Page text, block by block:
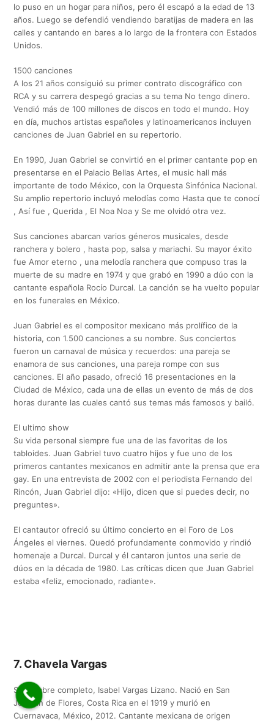
lo puso en un hogar para niños, pero él escapó a la edad de 13
años. Luego se defendió vendiendo baratijas de madera en las
calles y cantando en bares a lo largo de la frontera con Estados
Unidos.
1500 canciones
A los 21 años consiguió su primer contrato discográfico con
RCA y su carrera despegó gracias a su tema No tengo dinero.
Vendió más de 100 millones de discos en todo el mundo. Hoy
en día, muchos artistas españoles y latinoamericanos incluyen
canciones de Juan Gabriel en su repertorio.
En 1990, Juan Gabriel se convirtió en el primer cantante pop en
presentarse en el Palacio Bellas Artes, el music hall más
importante de todo México, con la Orquesta Sinfónica Nacional.
Su amplio repertorio incluyó melodías como Hasta que te conocí
, Así fue , Querida , El Noa Noa y Se me olvidó otra vez.
Sus canciones abarcan varios géneros musicales, desde
ranchera y bolero , hasta pop, salsa y mariachi. Su mayor éxito
fue Amor eterno , una melodía ranchera que compuso tras la
muerte de su madre en 1974 y que grabó en 1990 a dúo con la
cantante española Rocío Durcal. La canción se ha vuelto popular
en los funerales en México.
Juan Gabriel es el compositor mexicano más prolífico de la
historia, con 1.500 canciones a su nombre. Sus conciertos
fueron un carnaval de música y recuerdos: una pareja se
enamora de sus canciones, una pareja rompe con sus
canciones. El año pasado, ofreció 16 presentaciones en la
Ciudad de México, cada una de ellas un evento de más de dos
horas durante las cuales cantó sus temas más famosos y bailó.
El ultimo show
Su vida personal siempre fue una de las favoritas de los
tabloides. Juan Gabriel tuvo cuatro hijos y fue uno de los
primeros cantantes mexicanos en admitir ante la prensa que era
gay. En una entrevista de 2002 con el periodista Fernando del
Rincón, Juan Gabriel dijo: «Hijo, dicen que si puedes decir, no
preguntes».
El cantautor ofreció su último concierto en el Foro de Los
Ángeles el viernes. Quedó profundamente conmovido y rindió
homenaje a Durcal. Durcal y él cantaron juntos una serie de
dúos en la década de 1980. Las críticas dicen que Juan Gabriel
estaba «feliz, emocionado, radiante».
7. Chavela Vargas
Su nombre completo, Isabel Vargas Lizano. Nació en San
Joaquín de Flores, Costa Rica en el 1919 y murió en
Cuernavaca, México, 2012. Cantante mexicana de origen